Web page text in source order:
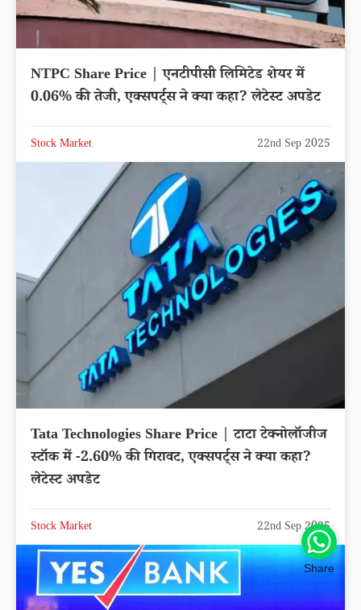
NTPC Share Price | एनटीपीसी लिमिटेड शेयर में
0.06% की तेजी, एक्सपर्ट्स ने क्या कहा? लेटेस्ट अपडेट
Stock Market 22nd Sep 2025
Tata Technologies Share Price | टाटा टेक्नोलॉजीज
स्टॉक में -2.60% की गिरावट, एक्सपर्ट्स ने क्या कहा?
लेटेस्ट अपडेट
Stock Market 22nd Sep 2025
Share